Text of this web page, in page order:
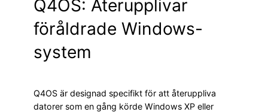
Q4OS: Återupplivar
föråldrade Windows-
system
Q4OS är designad specifikt för att återuppliva
datorer som en gång körde Windows XP eller